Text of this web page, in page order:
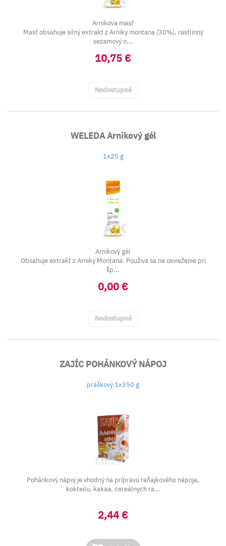
Arnikova masť
Masť obsahuje silný extrakt z Arniky montana (30%), rastlinný
sezamový o...
10,75 €
Nedostupné
WELEDA Arnikový gél
1x25 g
Arnikový gél
Obsahuje extrakt z Arniky Montana. Používa sa na osvieženie pri
šp...
0,00 €
Nedostupné
ZAJÍC POHÁNKOVÝ NÁPOJ
práškový 1x350 g
Pohánkový nápoj je vhodný na prípravu raňajkového nápoja,
kokteilu, kakaa, cereálnych ra...
2,44 €